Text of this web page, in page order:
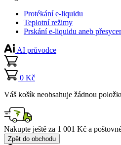
Protékání e-liquidu
Teplotní režimy
Prskání e-liquidu aneb
AI průvodce
0 Kč
Váš košík neobsahuje žádnou
Nakupte ještě za 1 001 Kč a
Zpět do obchodu